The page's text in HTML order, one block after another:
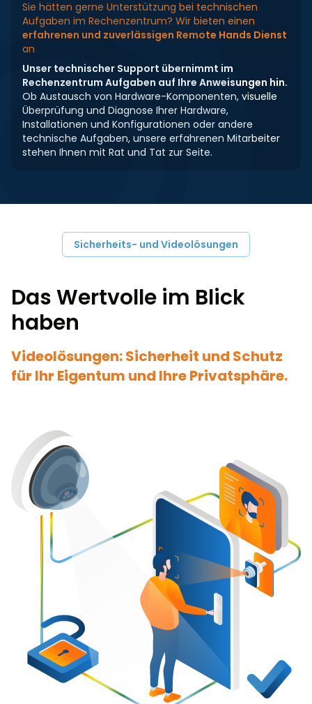
Sie hätten gerne Unterstützung bei technischen
Aufgaben im Rechenzentrum? Wir bieten einen
erfahrenen und zuverlässigen Remote Hands Dienst
an
Unser technischer Support übernimmt im
Rechenzentrum Aufgaben auf Ihre Anweisungen hin.
Ob Austausch von Hardware-Komponenten, visuelle
Überprüfung und Diagnose Ihrer Hardware,
Installationen und Konfigurationen oder andere
technische Aufgaben, unsere erfahrenen Mitarbeiter
stehen Ihnen mit Rat und Tat zur Seite.
Sicherheits- und Videolösungen
Das Wertvolle im Blick
haben
Videolösungen: Sicherheit und Schutz
für Ihr Eigentum und Ihre Privatsphäre.